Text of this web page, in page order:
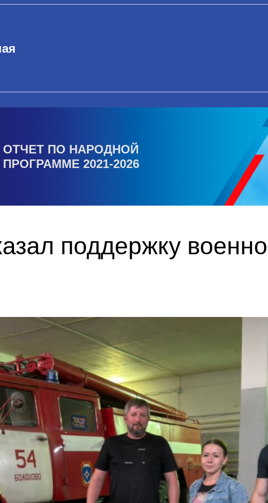
ОТЧЕТ ПО НАРОДНОЙ
ПРОГРАММЕ 2021-2026
поддержку